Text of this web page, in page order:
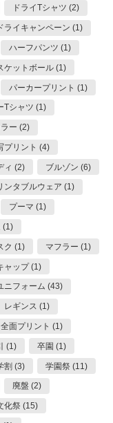
ドライTシャツ (2)
ライキャンペーン (1)
ハーフパンツ (1)
ケットボール (1)
パーカープリント (1)
Tシャツ (1)
ー (2)
プリント (4)
ィ (2) ブルゾン (6)
ンタブルウェア (1)
プーマ (1)
(1)
ク (1) マフラー (1)
ャップ (1)
ニフォーム (43)
レギンス (1)
全面プリント (1)
(1) 卒園 (1)
割 (3) 学園祭 (11)
廃盤 (2)
化祭 (15)